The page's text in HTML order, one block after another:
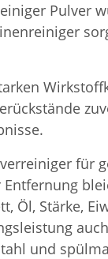
Pulver
für
Öl, Stärke,
und